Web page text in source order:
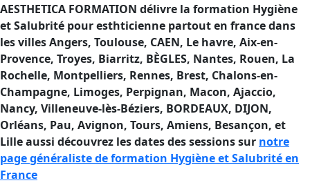
AESTHETICA FORMATION délivre la formation Hygiène
et Salubrité pour esthticienne partout en france dans
les villes Angers, Toulouse, CAEN, Le havre, Aix-en-
Provence, Troyes, Biarritz, BÈGLES, Nantes, Rouen, La
Rochelle, Montpelliers, Rennes, Brest, Chalons-en-
Champagne, Limoges, Perpignan, Macon, Ajaccio,
Nancy, Villeneuve-lès-Béziers, BORDEAUX, DIJON,
Orléans, Pau, Avignon, Tours, Amiens, Besançon, et
Lille aussi découvrez les dates des sessions sur notre
page généraliste de formation Hygiène et Salubrité en
France